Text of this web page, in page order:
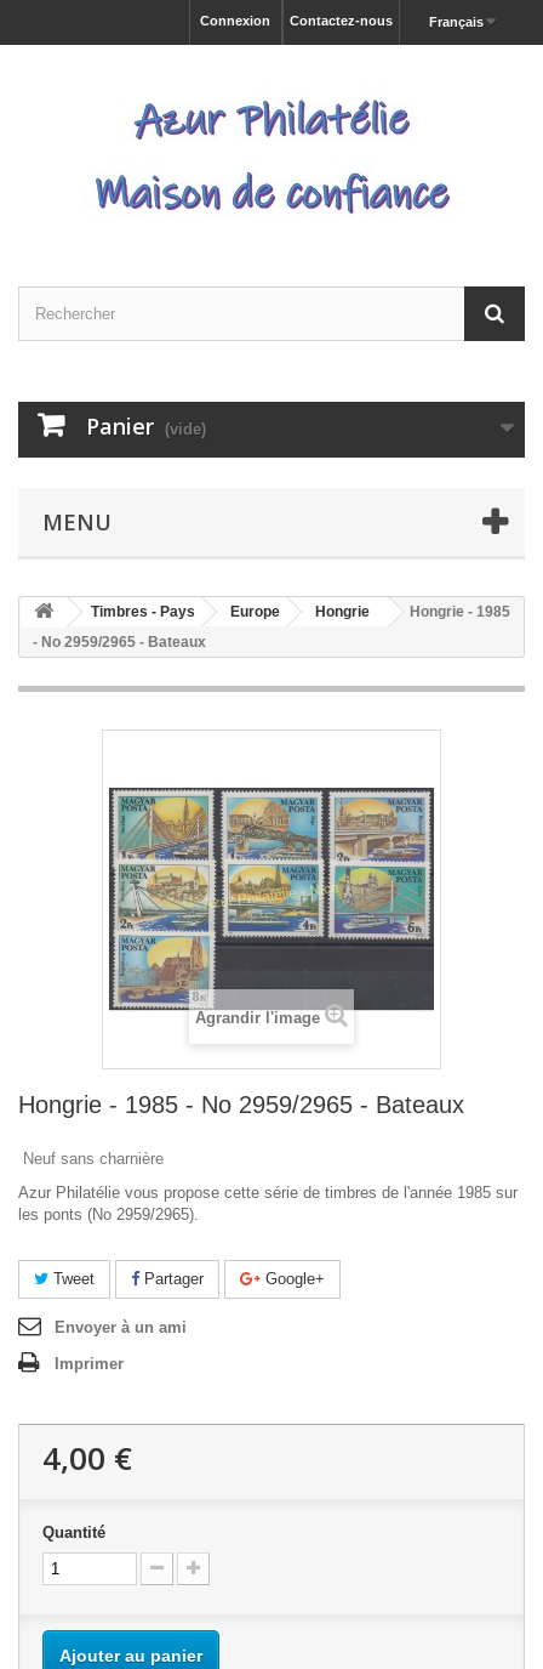
Français
Contactez-nous
Connexion
Panier (vide)
MENU
Timbres - Pays Europe Hongrie
Hongrie - 1985
- No 2959/2965 - Bateaux
Agrandir l'image
Hongrie - 1985 - No 2959/2965 - Bateaux
Neuf sans charnière
Azur Philatélie vous propose cette série de timbres de l'année 1985 sur
les ponts (No 2959/2965).
Tweet Partager Google+
Envoyer à un ami
Imprimer
4,00 €
Quantité
Ajouter au panier